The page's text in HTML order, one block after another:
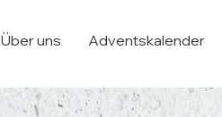
Über uns Adventskalender